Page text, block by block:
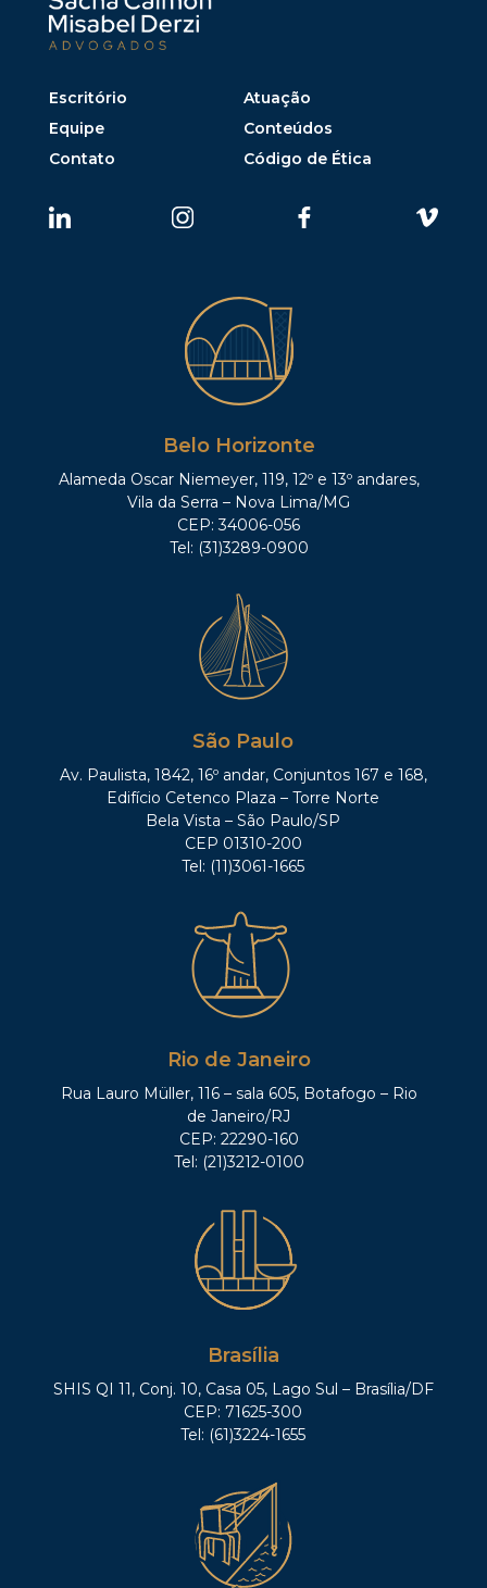
Escritório
Atuação
Equipe
Conteúdos
Contato
Código de Ética
Belo Horizonte
Alameda Oscar Niemeyer, 119, 12º e 13º andares,
Vila da Serra – Nova Lima/MG
CEP: 34006-056
Tel: (31)3289-0900
São Paulo
Av. Paulista, 1842, 16º andar, Conjuntos 167 e 168,
Edifício Cetenco Plaza – Torre Norte
Bela Vista – São Paulo/SP
CEP 01310-200
Tel: (11)3061-1665
Rio de Janeiro
Rua Lauro Müller, 116 – sala 605, Botafogo – Rio
de Janeiro/RJ
CEP: 22290-160
Tel: (21)3212-0100
Brasília
SHIS QI 11, Conj. 10, Casa 05, Lago Sul – Brasília/DF
CEP: 71625-300
Tel: (61)3224-1655